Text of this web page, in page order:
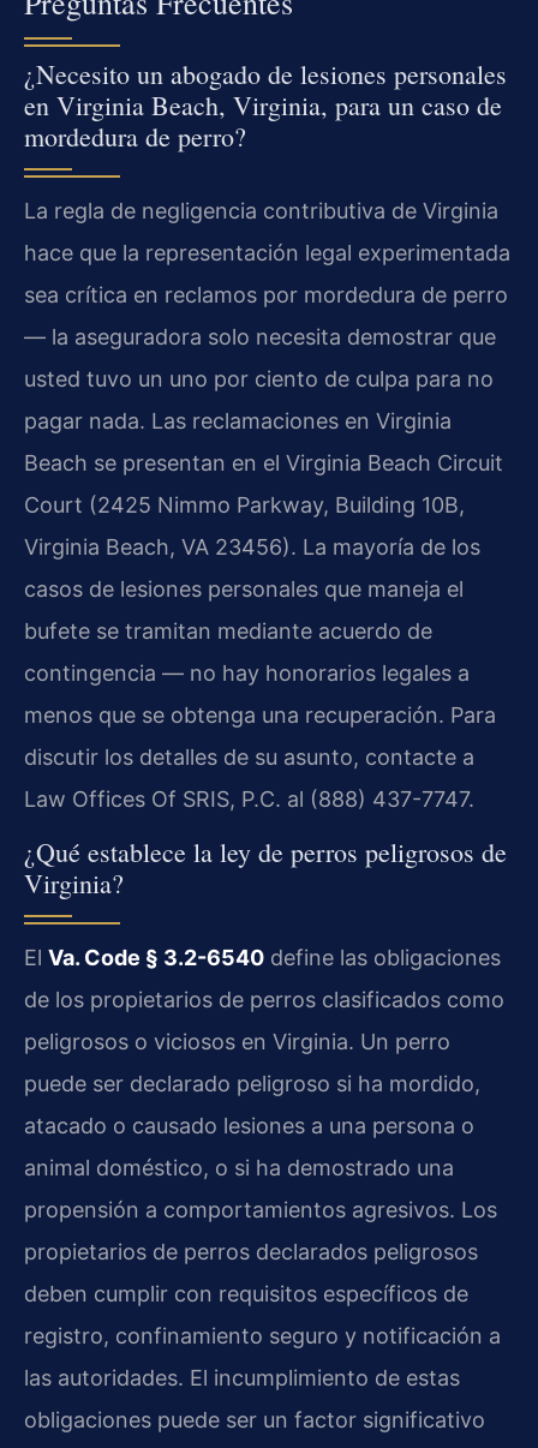
¿Necesito un abogado de lesiones personales
en Virginia Beach, Virginia, para un caso de
mordedura de perro?
La regla de negligencia contributiva de Virginia
hace que la representación legal experimentada
sea crítica en reclamos por mordedura de perro
— la aseguradora solo necesita demostrar que
usted tuvo un uno por ciento de culpa para no
pagar nada. Las reclamaciones en Virginia
Beach se presentan en el Virginia Beach Circuit
Court (2425 Nimmo Parkway, Building 10B,
Virginia Beach, VA 23456). La mayoría de los
casos de lesiones personales que maneja el
bufete se tramitan mediante acuerdo de
contingencia — no hay honorarios legales a
menos que se obtenga una recuperación. Para
discutir los detalles de su asunto, contacte a
Law Offices Of SRIS, P.C. al (888) 437-7747.
¿Qué establece la ley de perros peligrosos de
Virginia?
El Va. Code § 3.2-6540 define las obligaciones
de los propietarios de perros clasificados como
peligrosos o viciosos en Virginia. Un perro
puede ser declarado peligroso si ha mordido,
atacado o causado lesiones a una persona o
animal doméstico, o si ha demostrado una
propensión a comportamientos agresivos. Los
propietarios de perros declarados peligrosos
deben cumplir con requisitos específicos de
registro, confinamiento seguro y notificación a
las autoridades. El incumplimiento de estas
obligaciones puede ser un factor significativo